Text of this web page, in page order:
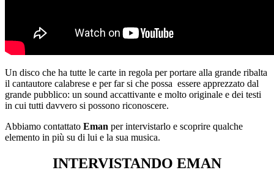
Un disco che ha tutte le carte in regola per portare alla grande ribalta
il cantautore calabrese e per far si che possa essere apprezzato dal
grande pubblico: un sound accattivante e molto originale e dei testi
in cui tutti davvero si possono riconoscere.
Abbiamo contattato Eman per intervistarlo e scoprire qualche
elemento in più su di lui e la sua musica.
INTERVISTANDO EMAN